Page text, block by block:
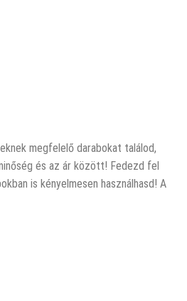
megfelelő darabokat találod,
és az ár között! Fedezd fel
is kényelmesen használhasd! A